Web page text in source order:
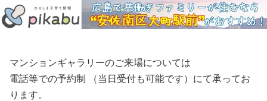
マンションギャラリーのご来場については
電話等での予約制 （当日受付も可能です）にて承ってお
ります。